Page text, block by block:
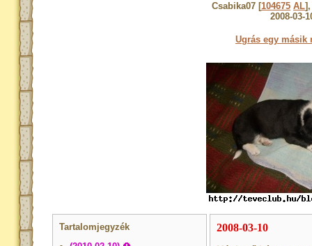
Csabika07 [104675 AL],
2008-03-
Ugrás egy másik
Tartalomjegyzék
2008-03-10